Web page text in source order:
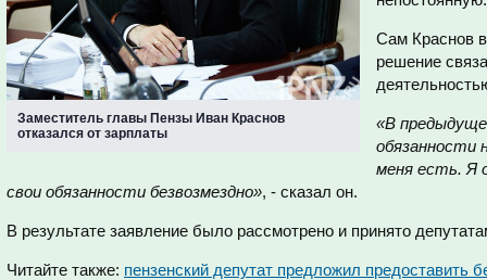
Заместитель главы Пензы Иван Краснов
отказался от зарплаты
Сам Краснов
решение
«В
обязанности
меня есть. Я
свои обязанности безвозмездно», - сказал он.
В результате заявление было рассмотрено и принято
Читайте также: пензенский депутат предложил предоставить